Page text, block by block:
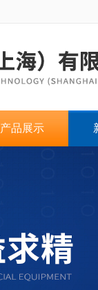
产品展示